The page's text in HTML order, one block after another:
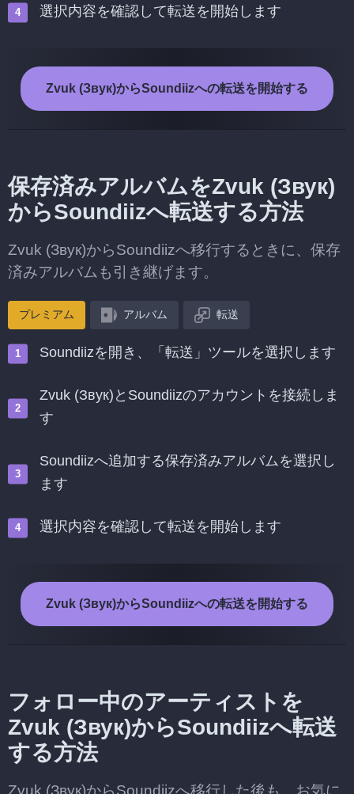
選択内容を確認して転送を開始します
Zvuk (Звук)からSoundiizへの転送を開始する
保存済みアルバムをZvuk (Звук)
からSoundiizへ転送する方法
Zvuk (Звук)からSoundiizへ移行するときに、保存
済みアルバムも引き継げます。
プレミアム アルバム 転送
Soundiizを開き、「転送」ツールを選択します
Zvuk (Звук)とSoundiizのアカウントを接続しま
す
Soundiizへ追加する保存済みアルバムを選択し
ます
選択内容を確認して転送を開始します
Zvuk (Звук)からSoundiizへの転送を開始する
フォロー中のアーティストを
Zvuk (Звук)からSoundiizへ転送
する方法
Zvuk (Звук)からSoundiizへ移行した後も、お気に